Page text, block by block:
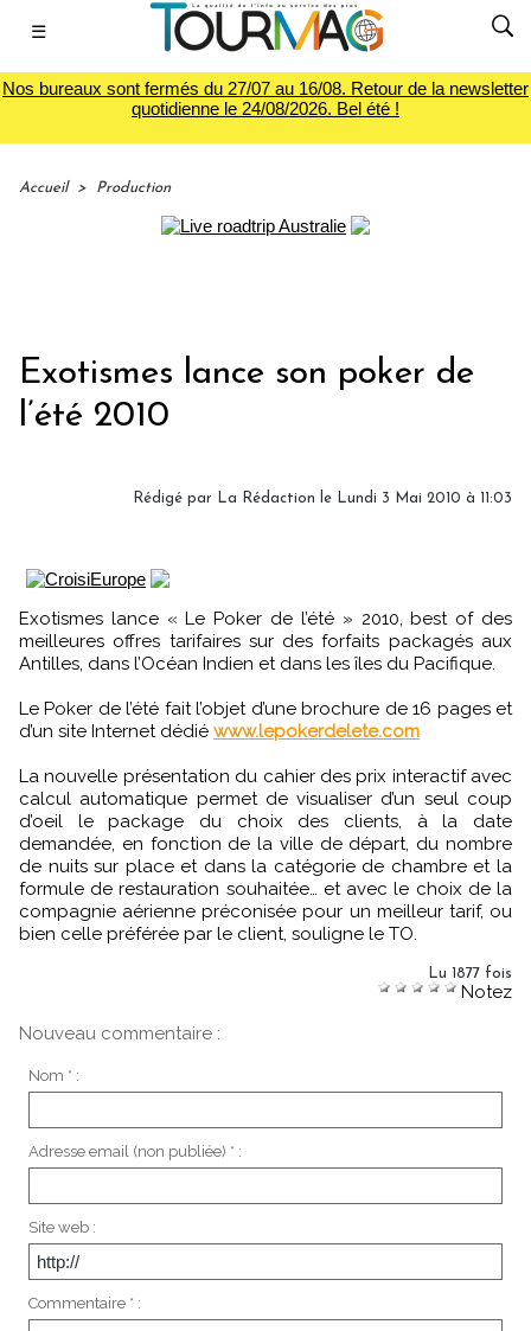
☰
Nos bureaux sont fermés du 27/07 au 16/08. Retour de la newsletter
quotidienne le 24/08/2026. Bel été !
Accueil > Production
Exotismes lance son poker de
l’été 2010
Rédigé par La Rédaction le Lundi 3 Mai 2010 à 11:03
Exotismes lance « Le Poker de l’été » 2010, best of des
meilleures offres tarifaires sur des forfaits packagés aux
Antilles, dans l’Océan Indien et dans les îles du Pacifique.
Le Poker de l’été fait l’objet d’une brochure de 16 pages et
d’un site Internet dédié www.lepokerdelete.com
La nouvelle présentation du cahier des prix interactif avec
calcul automatique permet de visualiser d’un seul coup
d’oeil le package du choix des clients, à la date
demandée, en fonction de la ville de départ, du nombre
de nuits sur place et dans la catégorie de chambre et la
formule de restauration souhaitée… et avec le choix de la
compagnie aérienne préconisée pour un meilleur tarif, ou
bien celle préférée par le client, souligne le TO.
Lu 1877 fois
Notez
Nouveau commentaire :
Nom * :
Adresse email (non publiée) * :
Site web :
Commentaire * :